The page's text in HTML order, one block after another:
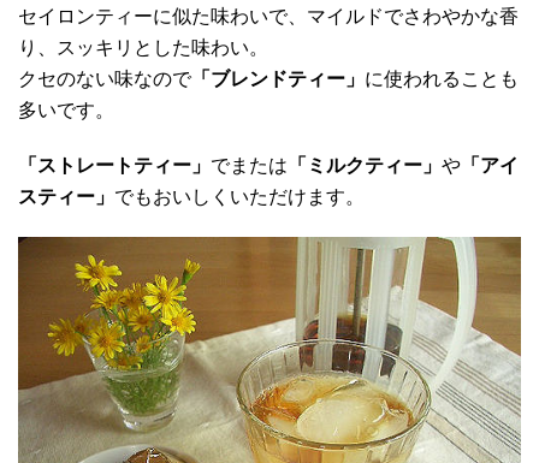
セイロンティーに似た味わいで、マイルドでさわやかな香
り、スッキリとした味わい。
クセのない味なので「ブレンドティー」 に使われることも
多いです。
「ストレートティー」 でまたは 「ミルクティー」 や 「アイ
スティー」 でもおいしくいただけます。